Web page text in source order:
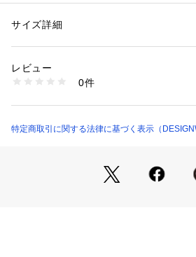
られるリュックに仕上がりました。
A4サイズも収納で可能、ファイルなど
納できるサイズ感。
ました。
シーズンレスでお使い頂けて、全体の
れる優秀なブラック。
性別：レディース
素材：ナイロン×合成皮革
商品番号：
51401941001 （ショップ）
サイズ詳細
レビュー
0件
特定商取引に関する法律に基づく表示（